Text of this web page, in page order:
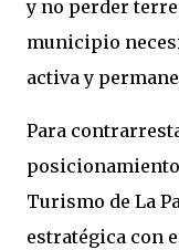
y no perder
municipio
activa y
Para
Turismo de La
estratégica con